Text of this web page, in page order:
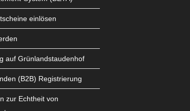
einlösen
auf Grünlandstaudenhof
(B2B) Registrierung
zur Echtheit von